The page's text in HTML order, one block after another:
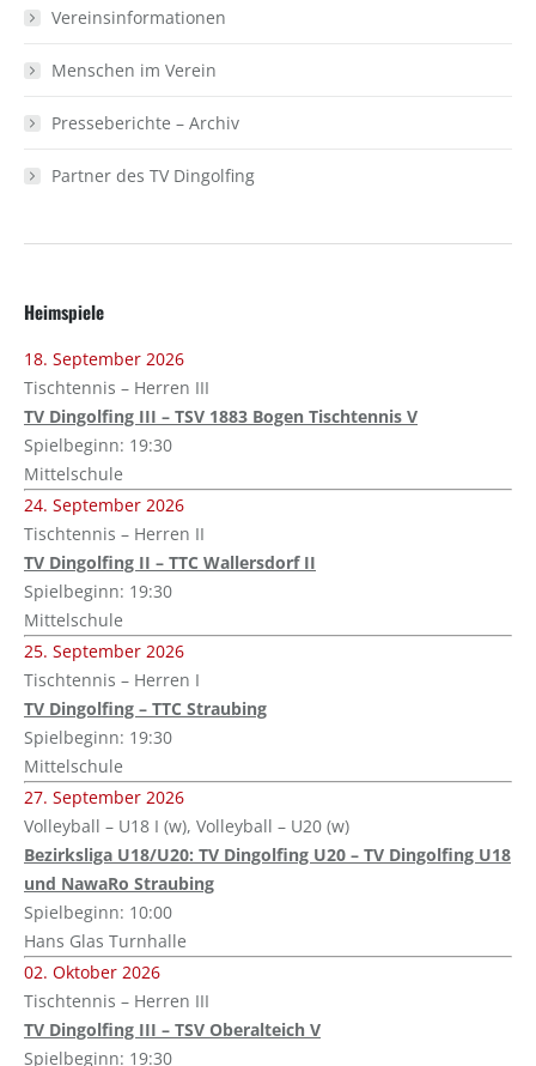
Vereinsinformationen
Menschen im Verein
Presseberichte – Archiv
Partner des TV Dingolfing
Heimspiele
18. September 2026
Tischtennis – Herren III
TV Dingolfing III – TSV 1883 Bogen Tischtennis V
Spielbeginn: 19:30
Mittelschule
24. September 2026
Tischtennis – Herren II
TV Dingolfing II – TTC Wallersdorf II
Spielbeginn: 19:30
Mittelschule
25. September 2026
Tischtennis – Herren I
TV Dingolfing – TTC Straubing
Spielbeginn: 19:30
Mittelschule
27. September 2026
Volleyball – U18 I (w), Volleyball – U20 (w)
Bezirksliga U18/U20: TV Dingolfing U20 – TV Dingolfing U18
und NawaRo Straubing
Spielbeginn: 10:00
Hans Glas Turnhalle
02. Oktober 2026
Tischtennis – Herren III
TV Dingolfing III – TSV Oberalteich V
Spielbeginn: 19:30